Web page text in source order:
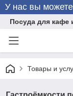
У нас вы можете
Посуда для кафе
Товары и